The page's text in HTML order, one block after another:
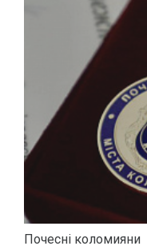
Почесні коломияни